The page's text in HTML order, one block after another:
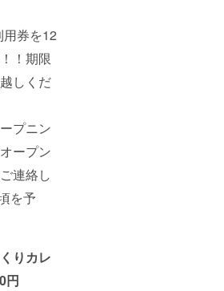
用券を12
！期限
しくだ
プニン
ープン
連絡し
を予
りカレ
円